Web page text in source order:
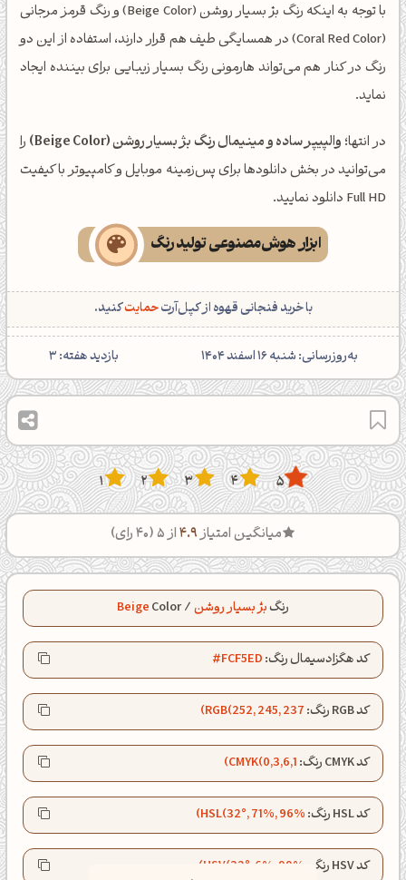
با توجه به اینکه رنگ بژ بسیار روشن (Beige Color) و رنگ قرمز مرجانی
(Coral Red Color) در همسایگی طیف هم قرار دارند، استفاده از این دو
رنگ در کنار هم می‌تواند هارمونی رنگ بسیار زیبایی برای بیننده ایجاد
نماید.
در انتها؛ والپیپر ساده و مینیمال رنگ بژ بسیار روشن (Beige Color)
را
می‌توانید در بخش دانلودها برای پس‌زمینه موبایل و کامپیوتر با کیفیت
Full HD دانلود نمایید.
ابزار هوش‌مصنوعی تولید رنگ
با خرید فنجانی قهوه از کپل‌آرتحمایتکنید.
‌به‌روزرسانی: شنبه 16 اسفند 1404 بازدید هفته:3
5
4
3
2
1
میانگین امتیاز4.9از 5 ( 40رای)
رنگبژ بسیار روشن/
Color
Beige
کد هگزادسیمال رنگ:#FCF5ED
کد RGB رنگ: RGB(252, 245, 237)
کد CMYK رنگ: CMYK(0,3,6,1)
کد HSL رنگ: HSL(32°, 71%, 96%)
کد HSV رنگ: HSV(32°, 6%, 99%)
صبحت بخیر❤️